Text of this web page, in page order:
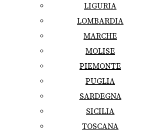
LIGURIA
LOMBARDIA
MARCHE
MOLISE
PIEMONTE
PUGLIA
SARDEGNA
SICILIA
TOSCANA